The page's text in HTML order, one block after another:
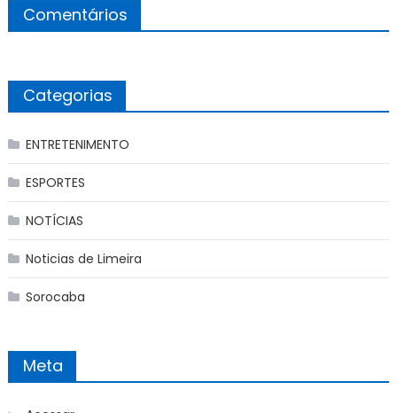
Comentários
Categorias
ENTRETENIMENTO
ESPORTES
NOTÍCIAS
Noticias de Limeira
Sorocaba
Meta